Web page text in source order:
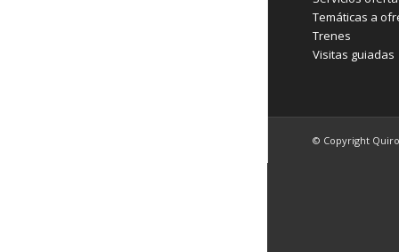
Temáticas a
Trenes
Visitas guiadas
© Copyright